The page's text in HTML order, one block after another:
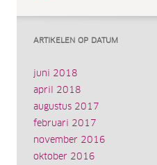
ARTIKELEN OP DATUM
juni 2018
april 2018
augustus 2017
februari 2017
november 2016
oktober 2016